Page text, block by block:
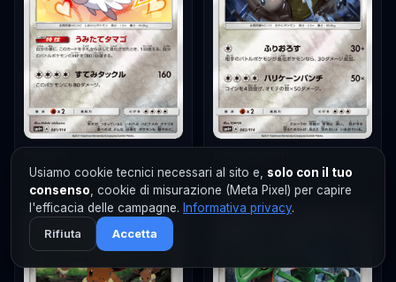
#081 #082
Usiamo cookie tecnici necessari al sito e, solo con il tuo
consenso , cookie di misurazione (Meta Pixel) per capire
l'efficacia delle campagne. Informativa privacy.
Rifiuta
Accetta